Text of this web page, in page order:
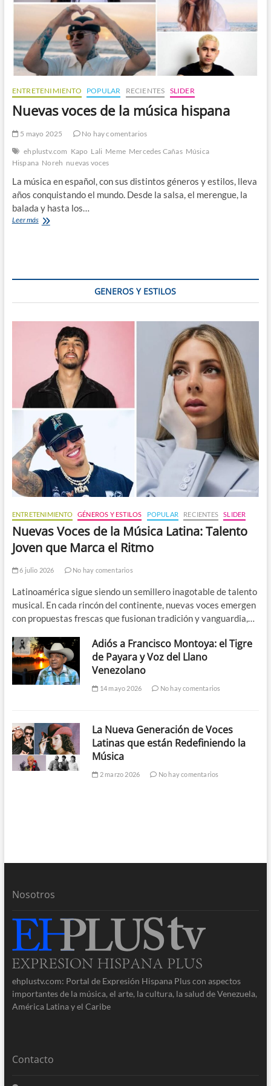
ENTRETENIMIENTO POPULAR RECIENTES SLIDER
Nuevas voces de la música hispana
5 mayo 2025
No hay comentarios
ehplustv.com Kapo Lali Meme Mercedes Cañas Música
Hispana Noreh nuevas voces
La música en español, con sus distintos géneros y estilos, lleva
años conquistando el mundo. Desde la salsa, el merengue, la
balada y hasta los…
Leer másNuevas
GENEROS Y ESTILOS
ENTRETENIMIENTO GÉNEROS Y ESTILOS POPULAR RECIENTES SLIDER
Nuevas Voces de la Música Latina: Talento
Joven que Marca el Ritmo
6 julio 2026 No hay comentarios
Latinoamérica sigue siendo un semillero inagotable de talento
musical. En cada rincón del continente, nuevas voces emergen
con propuestas frescas que fusionan tradición y vanguardia,…
Adiós a Francisco Montoya: el Tigre
de Payara y Voz del Llano
Venezolano
14 mayo 2026 No hay comentarios
La Nueva Generación de Voces
Latinas que están Redefiniendo la
Música
2 marzo 2026 No hay comentarios
Nosotros
ehplustv.com: Portal de Expresión Hispana Plus con aspectos
importantes de la música, el arte, la cultura, la salud de Venezuela,
América Latina y el Caribe
Contacto